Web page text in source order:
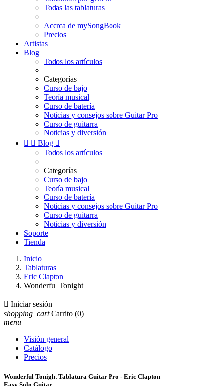
Todas las tablaturas
Acerca de mySongBook
Precios
Artistas
Blog
Todos los artículos
Categorías
Curso de bajo
Teoría musical
Curso de batería
Noticias y consejos sobre Guitar Pro
Curso de guitarra
Noticias y diversión
  Blog 
Todos los artículos
Categorías
Curso de bajo
Teoría musical
Curso de batería
Noticias y consejos sobre Guitar Pro
Curso de guitarra
Noticias y diversión
Soporte
Tienda
Inicio
Tablaturas
Eric Clapton
Wonderful Tonight
 Iniciar sesión
shopping_cart Carrito (0)
menu
Visión general
Catálogo
Precios
Wonderful Tonight Tablatura Guitar Pro - Eric Clapton
Easy Solo Guitar